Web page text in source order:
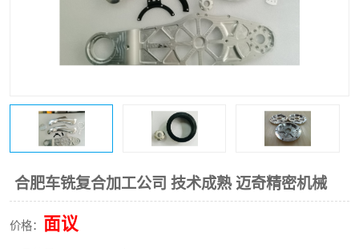
合肥车铣复合加工公司 技术成熟 迈奇精密机械
价格： 面议